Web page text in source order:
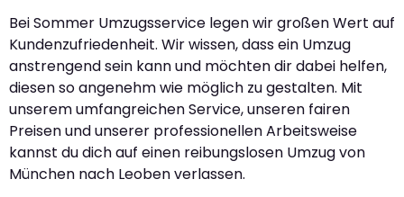
Bei Sommer Umzugsservice legen wir großen Wert auf
Kundenzufriedenheit. Wir wissen, dass ein Umzug
anstrengend sein kann und möchten dir dabei helfen,
diesen so angenehm wie möglich zu gestalten. Mit
unserem umfangreichen Service, unseren fairen
Preisen und unserer professionellen Arbeitsweise
kannst du dich auf einen reibungslosen Umzug von
München nach Leoben verlassen.